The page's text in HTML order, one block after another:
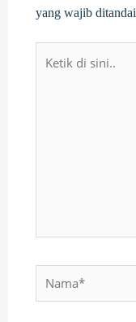
yang wajib ditandai